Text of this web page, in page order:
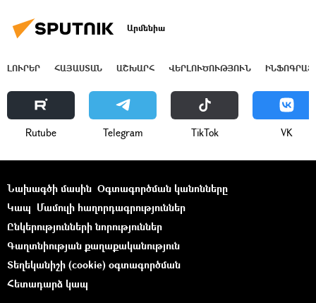
Արմենիա
ԼՈՒՐԵՐ ՀԱՅԱՍՏԱՆ ԱՇԽԱՐՀ ՎԵՐԼՈՒԾՈՒԹՅՈՒՆ
Rutube Telegram ТikТоk VK
Նախագծի մասին Օգտագործման կանոնները
Կապ Մամուլի հաղորդագրություններ
Ընկերությունների նորություններ
Գաղտնիության քաղաքականություն
Տեղեկանիշի (cookie) օգտագործման
Հետադարձ կապ